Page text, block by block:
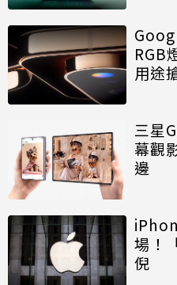
RGB
用途
三星
幕觀
邊
場！
倪